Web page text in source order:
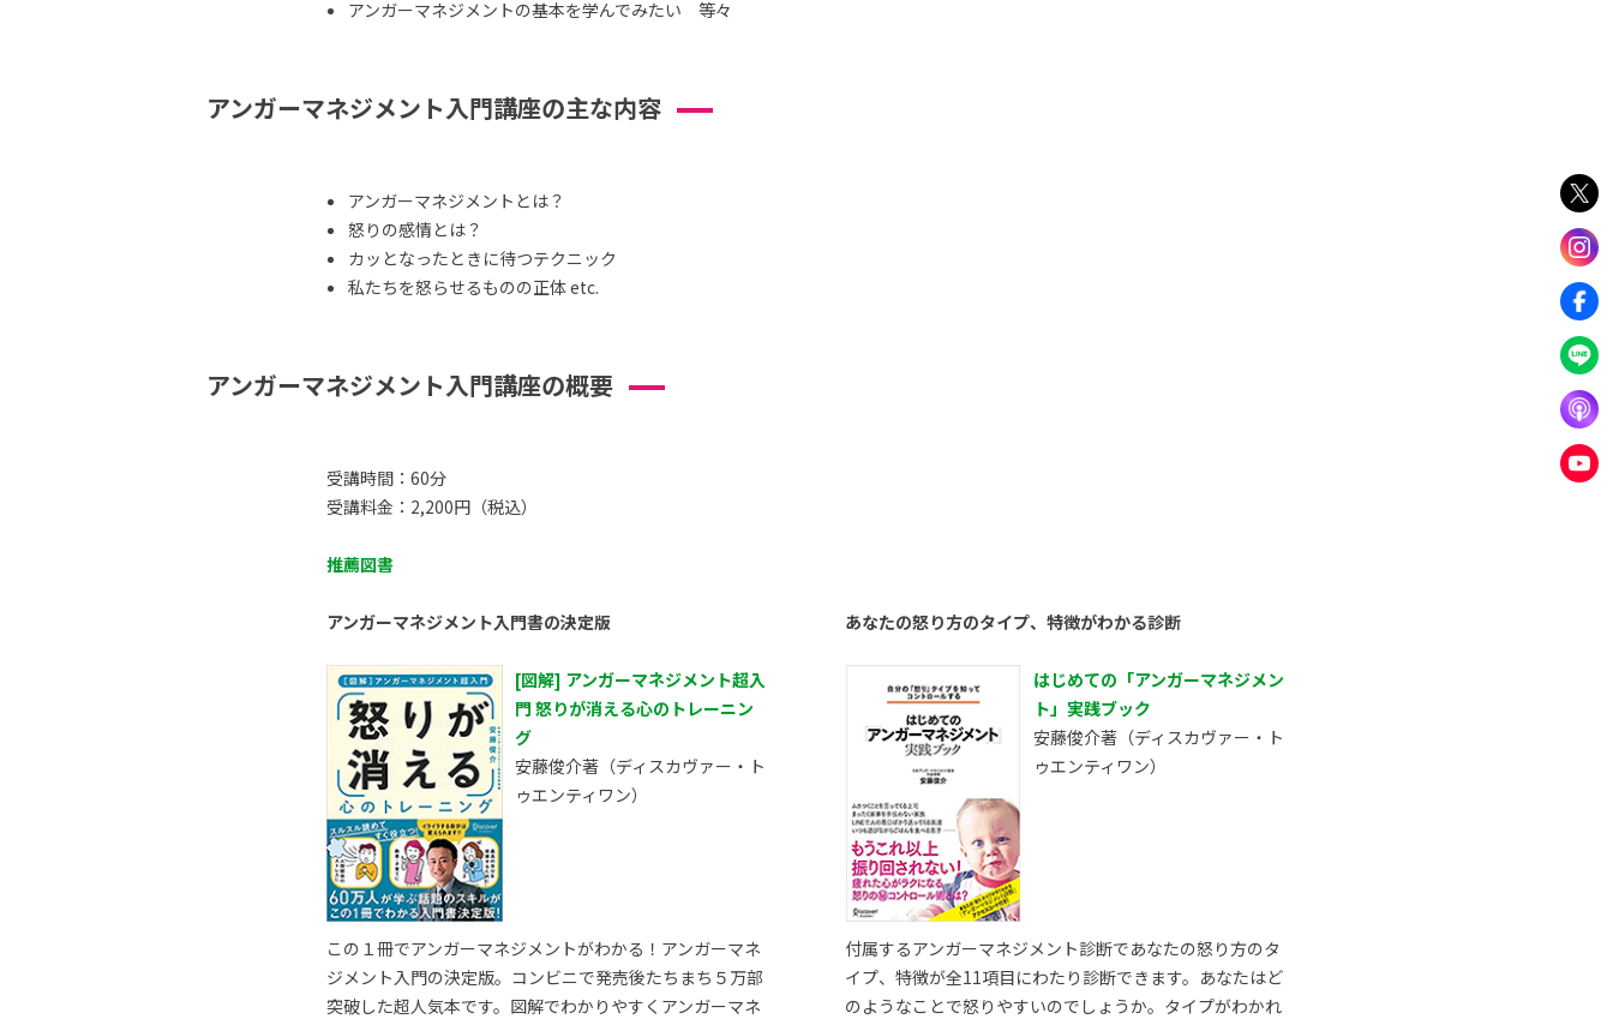
アンガーマネジメントの基本を学んでみたい 等々
アンガーマネジメント入門講座の主な内容
アンガーマネジメントとは？
怒りの感情とは？
カッとなったときに待つテクニック
私たちを怒らせるものの正体 etc.
アンガーマネジメント入門講座の概要
受講時間：60分
受講料金：2,200円（税込）
推薦図書
アンガーマネジメント入門書の決定版
[図解] アンガーマネジメント超入
門 怒りが消える心のトレーニン
グ
安藤俊介著（ディスカヴァー・ト
ゥエンティワン）
この１冊でアンガーマネジメントがわかる！アンガーマネ
ジメント入門の決定版。コンビニで発売後たちまち５万部
突破した超人気本です。図解でわかりやすくアンガーマネ
あなたの怒り方のタイプ、特徴がわかる診断
はじめての「アンガーマネジメン
ト」実践ブック
安藤俊介著（ディスカヴァー・ト
ゥエンティワン）
付属するアンガーマネジメント診断であなたの怒り方のタ
イプ、特徴が全11項目にわたり診断できます。あなたはど
のようなことで怒りやすいのでしょうか。タイプがわかれ